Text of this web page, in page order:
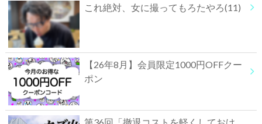
これ絶対、女に撮ってもろたやろ(11)
【26年8月】会員限定1000円OFFクー
ポン
第36回「撤退コストを軽くしておけ